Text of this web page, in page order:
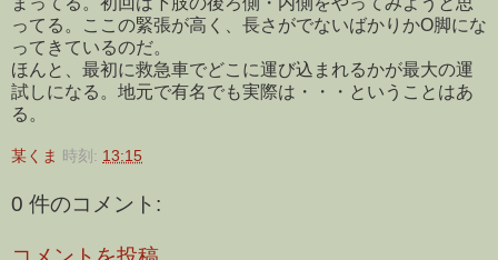
ってる。ここの緊張が高く、長さがでないばかりかO脚にな
ってきているのだ。
ほんと、最初に救急車でどこに運び込まれるかが最大の運
試しになる。地元で有名でも実際は・・・ということはあ
る。
某くま 時刻: 13:15
0 件のコメント: